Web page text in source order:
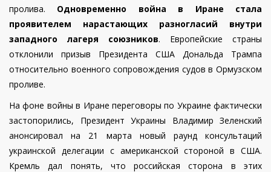
пролива. Одновременно война в Иране стала
проявителем нарастающих разногласий внутри
западного лагеря союзников. Европейские страны
отклонили призыв Президента США Дональда Трампа
относительно военного сопровождения судов в Ормузском
проливе.
На фоне войны в Иране переговоры по Украине фактически
застопорились, Президент Украины Владимир Зеленский
анонсировал на 21 марта новый раунд консультаций
украинской делегации с американской стороной в США.
Кремль дал понять, что российская сторона в этих